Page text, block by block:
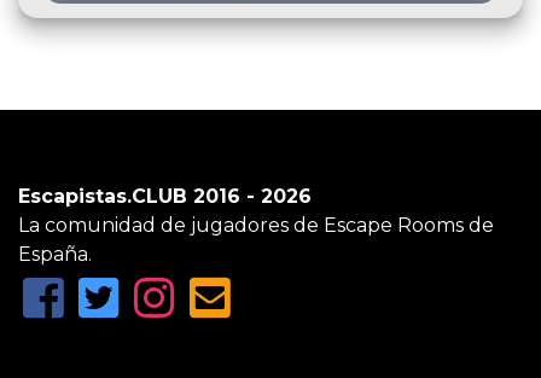
Escapistas.CLUB 2016 - 2026
La comunidad de jugadores de Escape Rooms de
España.